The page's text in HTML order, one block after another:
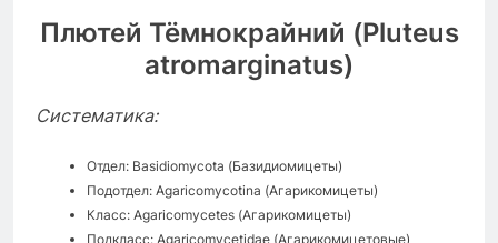
Плютей Тёмнокрайний (Pluteus
atromarginatus)
Систематика:
Отдел: Basidiomycota (Базидиомицеты)
Подотдел: Agaricomycotina (Агарикомицеты)
Класс: Agaricomycetes (Агарикомицеты)
Подкласс: Agaricomycetidae (Агарикомицетовые)